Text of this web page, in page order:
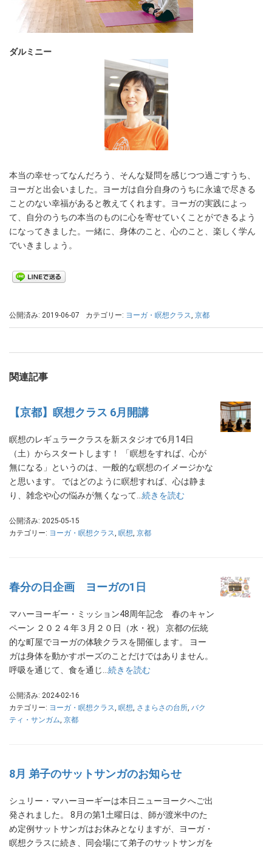
ダルミニー
本当の幸せってなんだろう、そんな疑問を感じつつ過ごすうち、
ヨーガと出会いました。ヨーガは自分自身のうちに永遠で尽きる
ことのない幸福があると教えてくれます。ヨーガの実践によっ
て、自分のうちの本当のものに心を寄せていくことができるよう
になってきました。一緒に、身体のこと、心のこと、楽しく学ん
でいきましょう。
公開済み: 2019-06-07 カテゴリー: ヨーガ・瞑想クラス, 京都
関連記事
【京都】瞑想クラス 6月開講
瞑想のレギュラークラスを新スタジオで6月14日
（土）からスタートします！ 「瞑想をすれば、心が
無になる」というのは、一般的な瞑想のイメージかな
と思います。 ではどのように瞑想すれば、心は静ま
り、雑念や心の悩みが無くなって…続きを読む
公開済み: 2025-05-15
カテゴリー: ヨーガ・瞑想クラス, 瞑想, 京都
春分の日企画 ヨーガの1日
マハーヨーギー・ミッション48周年記念 春のキャン
ペーン ２０２４年３月２０日（水・祝） 京都の伝統
的な町屋でヨーガの体験クラスを開催します。 ヨー
ガは身体を動かすポーズのことだけではありません。
呼吸を通じて、食を通じ…続きを読む
公開済み: 2024-02-16
カテゴリー: ヨーガ・瞑想クラス, 瞑想, さまらさの台所, バク
ティ・サンガム, 京都
8月 弟子のサットサンガのお知らせ
シュリー・マハーヨーギーは本日ニューヨークへご出
発されました。 8月の第1土曜日は、師が渡米中のた
め定例サットサンガはお休みとなりますが、ヨーガ・
瞑想クラスに続き、同会場にて弟子のサットサンガを